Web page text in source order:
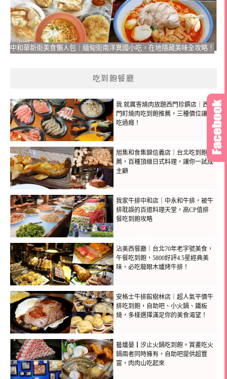
中和華新街美食懶人包｜緬甸街南洋異國小吃，在地隱藏美味全攻略！
吃到飽餐廳
我 就厲害燒肉放題西門珍饌店｜西
門町燒肉吃到飽推薦，三種價位讓你
吃過癮！
旭集和食集錦信義店｜台北吃到飽推
薦，百種頂級日式料理，讓你一試成
主顧
我家牛排中和店｜中永和牛排，被牛
排耽誤的百道料理天堂，高CP值排
餐吃到飽攻略
沾美西餐廳｜台北70年老字號美食，
午餐吃到飽，5800好評4.5星經典美
味，必吃龍眼木爐烤牛排！
安格士牛排館樹林店｜超人氣平價牛
排吃到飽，自助吧、小火鍋、鐵板
燒，多樣選擇滿足你的美食渴望！
藝爐晏┃汐止火鍋吃到飽。賞畫吃火
鍋兩者同時擁有，自助吧提供超豐
富，肉肉山吃起來